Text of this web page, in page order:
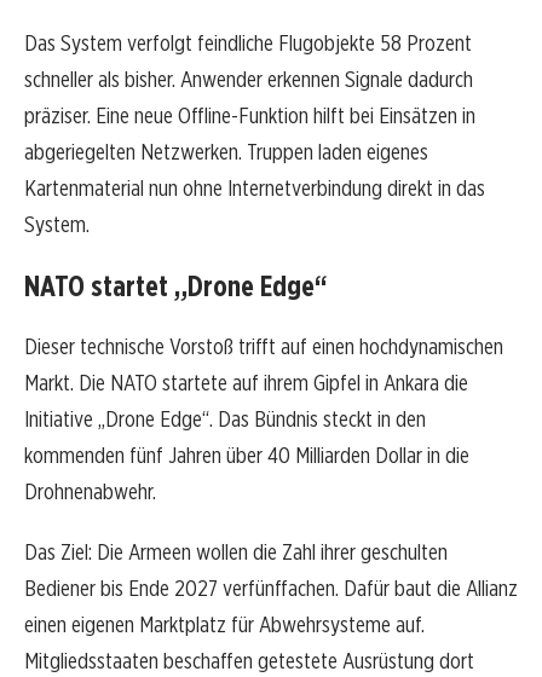
Das System verfolgt feindliche Flugobjekte 58 Prozent
schneller als bisher. Anwender erkennen Signale dadurch
präziser. Eine neue Offline-Funktion hilft bei Einsätzen in
abgeriegelten Netzwerken. Truppen laden eigenes
Kartenmaterial nun ohne Internetverbindung direkt in das
System.
NATO startet „Drone Edge“
Dieser technische Vorstoß trifft auf einen hochdynamischen
Markt. Die NATO startete auf ihrem Gipfel in Ankara die
Initiative „Drone Edge“. Das Bündnis steckt in den
kommenden fünf Jahren über 40 Milliarden Dollar in die
Drohnenabwehr.
Das Ziel: Die Armeen wollen die Zahl ihrer geschulten
Bediener bis Ende 2027 verfünffachen. Dafür baut die Allianz
einen eigenen Marktplatz für Abwehrsysteme auf.
Mitgliedsstaaten beschaffen getestete Ausrüstung dort